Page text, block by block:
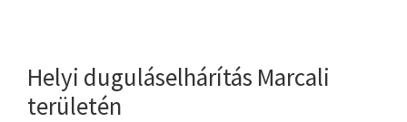
Helyi duguláselhárítás Marcali
területén